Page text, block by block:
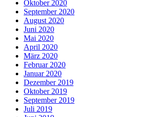
Oktober 2020
September 2020
August 2020
Juni 2020
Mai 2020
April 2020
März 2020
Februar 2020
Januar 2020
Dezember 2019
Oktober 2019
September 2019
Juli 2019